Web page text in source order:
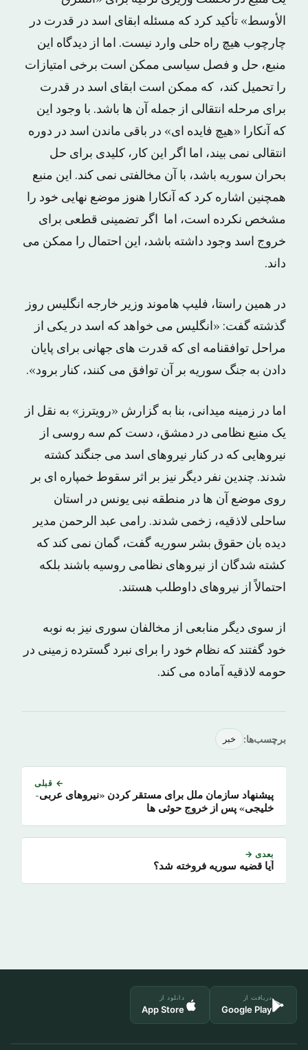
الأوسط» تأکید کرد که مسئله ابقای اسد در قدرت در
چارچوب هیچ راه حلی وارد نیست. اما از دیدگاه این
منبع، حل و فصل سیاسی ممکن است برخی امتیازات
را تحمیل کند، که ممکن است ابقای اسد در قدرت
برای مرحله انتقالی از جمله آن ها باشد. با وجود این
که آنکارا «هیچ فایده ای» در باقی ماندن اسد در دوره
انتقالی نمی بیند، اما اگر این کار، کلیدی برای حل
بحران سوریه باشد، با آن مخالفتی نمی کند. این منبع
همچنین اشاره کرد که آنکارا هنوز موضع نهایی خود را
مشخص نکرده است، اما اگر تضمینی قطعی برای
خروج اسد وجود داشته باشد، این احتمال را ممکن می
داند.
در همین راستا، فلیپ هاموند وزیر خارجه انگلیس روز
گذشته گفت: «انگلیس می خواهد که اسد در یکی از
مراحل توافقنامه ای که قدرت های جهانی برای پایان
دادن به جنگ سوریه بر آن توافق می کنند، کنار برود».
اما در زمینه میدانی، بنا به گزارش «رویترز» به نقل از
یک منبع نظامی در دمشق، دست کم سه روسی از
نیروهایی که در کنار نیروهای اسد می جنگند کشته
شدند. چندین نفر دیگر نیز بر اثر سقوط خمپاره ای بر
روی موضع آن ها در منطقه نبی یونس در استان
ساحلی لاذقیه، زخمی شدند. رامی عبد الرحمن مدیر
دیده بان حقوق بشر سوریه گفت، گمان نمی کند که
کشته شدگان از نیروهای نظامی روسیه باشند بلکه
احتمالاً از نیروهای داوطلب هستند.
از سوی دیگر منابعی از مخالفان سوری نیز به نوبه
خود گفتند که نظام خود را برای نبرد گسترده زمینی در
حومه لاذقیه آماده می کند.
برچسب‌ها: خبر
← قبلی
پیشنهاد سازمان ملل برای مستقر کردن «نیروهای عربی-
خلیجی» پس از خروج حوثی ها
بعدی →
آیا قضیه سوریه فروخته شد؟
دریافت از
Google Play
دانلود از
App Store